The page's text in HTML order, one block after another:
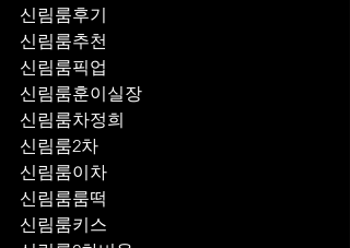
신림룸후기
신림룸추천
신림룸훈이실장
신림룸차정희
신림룸2차
신림룸이차
신림룸룸떡
신림룸키스